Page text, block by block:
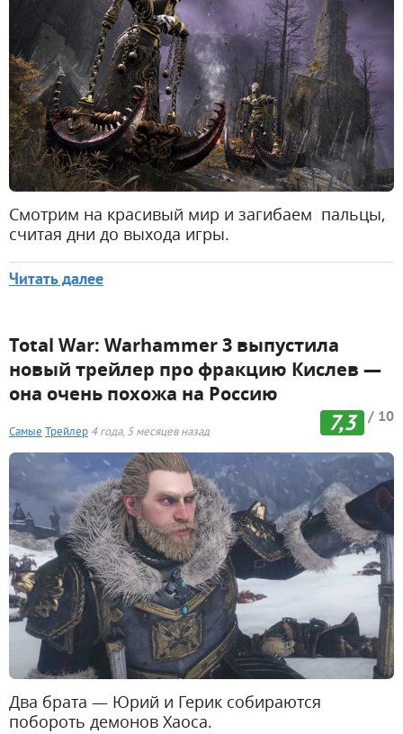
Смотрим на красивый мир и загибаем пальцы,
считая дни до выхода игры.
Читать далее
Total War: Warhammer 3 выпустила
новый трейлер про фракцию Кислев —
она очень похожа на Россию
7,3 / 10
Самые Трейлер 4 года, 5 месяцев назад
Два брата — Юрий и Герик собираются
побороть демонов Хаоса.